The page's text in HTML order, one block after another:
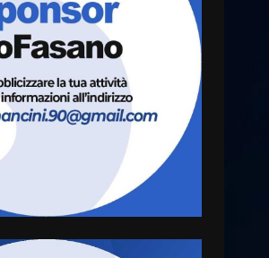
bando “La strada giusta”
8 Agosto 2026 07:15
“I Contestatori: Musica di
Rivoluzione”: nuovo
appuntamento con “Fasano in
Banda”
7 Agosto 2026 06:05
US Fasano, Scianaro:
“Profonda amarezza per
esclusione dal campionato di
7 Agosto 2026 06:00